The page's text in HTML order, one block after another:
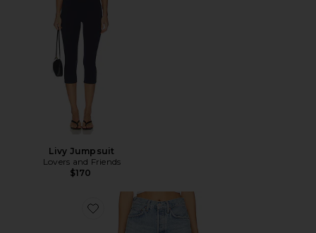
Livy Jumpsuit
Lovers and Friends
$170
Favorite Short largo parker